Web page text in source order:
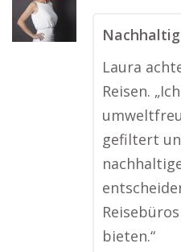
Laura
Reisen.
gefiltert
bieten.“